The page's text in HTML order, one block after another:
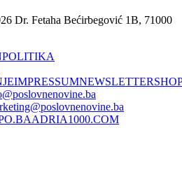
Dr. Fetaha Bećirbegović 1B, 71000
POLITIKA
IMPRESSUMNEWSLETTER
ADRIA1000.COM